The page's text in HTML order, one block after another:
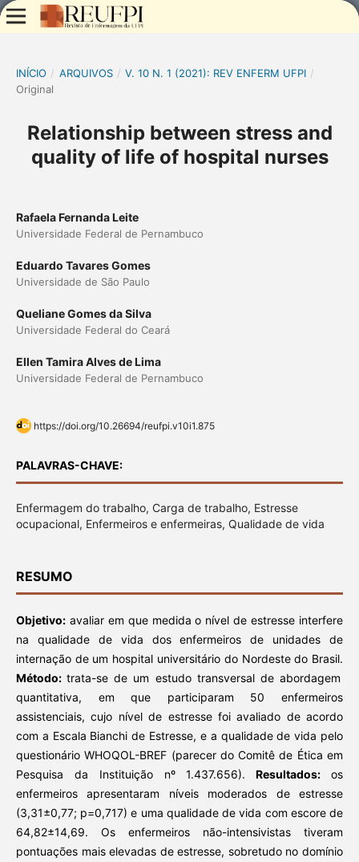
INÍCIO / ARQUIVOS / V. 10 N. 1 (2021): REV ENFERM UFPI /
Original
Relationship between stress and
quality of life of hospital nurses
Rafaela Fernanda Leite
Universidade Federal de Pernambuco
Eduardo Tavares Gomes
Universidade de São Paulo
Queliane Gomes da Silva
Universidade Federal do Ceará
Ellen Tamira Alves de Lima
Universidade Federal de Pernambuco
https://doi.org/10.26694/reufpi.v10i1.875
PALAVRAS-CHAVE:
Enfermagem do trabalho, Carga de trabalho, Estresse
ocupacional, Enfermeiros e enfermeiras, Qualidade de vida
RESUMO
Objetivo:avaliar em que medida o nível de estresse interfere
na qualidade de vida dos enfermeiros de unidades de
internação de um hospital universitário do Nordeste do Brasil.
Método:trata-se de um estudo transversal de abordagem
quantitativa, em que participaram 50 enfermeiros
assistenciais, cujo nível de estresse foi avaliado de acordo
com a Escala Bianchi de Estresse, e a qualidade de vida pelo
questionário WHOQOL-BREF (parecer do Comitê de Ética em
Pesquisa da Instituição nº 1.437.656). Resultados:os
enfermeiros apresentaram níveis moderados de estresse
(3,31±0,77; p=0,717) e uma qualidade de vida com escore de
64,82±14,69. Os enfermeiros não-intensivistas tiveram
pontuações mais elevadas de estresse, sobretudo no domínio